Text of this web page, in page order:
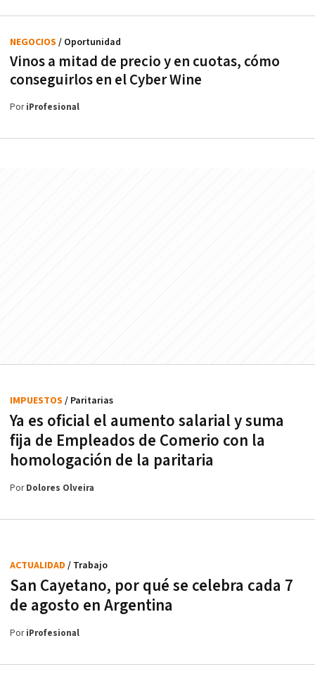
Vinos a mitad de precio y en cuotas, cómo
conseguirlos en el Cyber Wine
NEGOCIOS / Oportunidad
PoriProfesional
Ya es oficial el aumento salarial y suma
fija de Empleados de Comerio con la
homologación de la paritaria
IMPUESTOS / Paritarias
PorDolores Olveira
San Cayetano, por qué se celebra cada 7
de agosto en Argentina
ACTUALIDAD / Trabajo
PoriProfesional